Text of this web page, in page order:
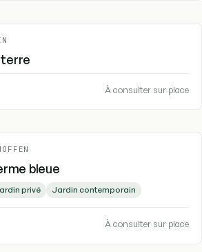
À consulter sur place
bleue
privé Jardin contemporain
À consulter sur place